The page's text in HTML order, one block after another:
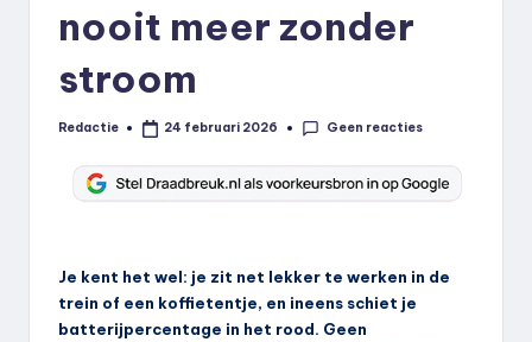
nooit meer zonder
stroom
Geplaatst
Redactie 24 februari 2026 Geen reacties
Je kent het wel: je zit net lekker te werken in de
trein of een koffietentje, en ineens schiet je
batterijpercentage in het rood. Geen